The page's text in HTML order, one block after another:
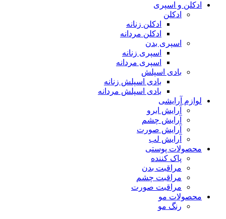
ادکلن و اسپری
ادکلن
ادکلن زنانه
ادکلن مردانه
اسپری بدن
اسپری زنانه
اسپری مردانه
بادی اسپلش
بادی اسپلش زنانه
بادی اسپلش مردانه
لوازم آرایشی
آرایش ابرو
آرایش چشم
آرایش صورت
آرایش لب
محصولات پوستی
پاک کننده
مراقبت بدن
مراقبت چشم
مراقبت صورت
محصولات مو
رنگ مو